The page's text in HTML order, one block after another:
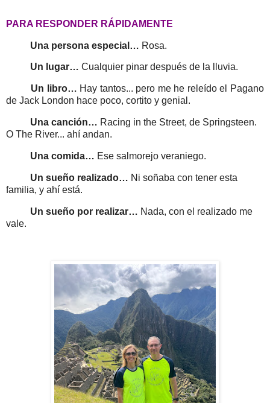
PARA RESPONDER RÁPIDAMENTE
Una persona especial… Rosa.
Un lugar… Cualquier pinar después de la lluvia.
Un libro… Hay tantos... pero me he releído el Pagano
de Jack London hace poco, cortito y genial.
Una canción… Racing in the Street, de Springsteen.
O The River... ahí andan.
Una comida… Ese salmorejo veraniego.
Un sueño realizado… Ni soñaba con tener esta
familia, y ahí está.
Un sueño por realizar… Nada, con el realizado me
vale.